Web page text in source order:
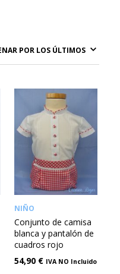
NIÑO
Conjunto de camisa
blanca y pantalón de
cuadros rojo
54,90 € IVA NO Incluido